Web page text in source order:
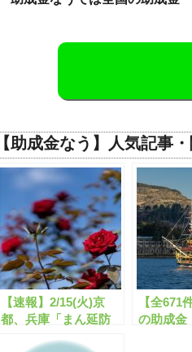
【助成金なう】人気記事
【速報】2/15(火)京
都、兵庫「まん延防
【全671
の助成金